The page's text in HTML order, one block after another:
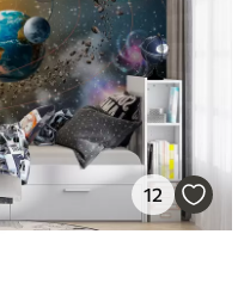
12